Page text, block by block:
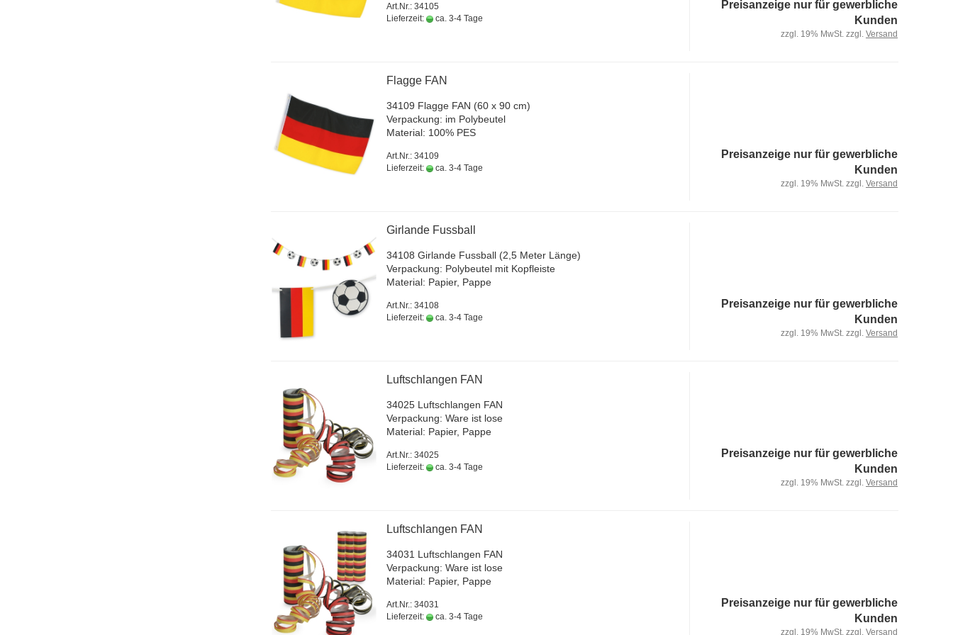
Art.Nr.: 34105
Lieferzeit:
ca. 3-4 Tage
Preisanzeige nur für gewerbliche
Kunden
zzgl. 19% MwSt. zzgl. Versand
Flag­ge FAN
34109 Flag­ge FAN (60 x 90 cm)
Ver­pa­ckung: im Po­ly­beu­tel
Ma­te­ri­al: 100% PES
Art.Nr.: 34109
Lieferzeit:
ca. 3-4 Tage
Preisanzeige nur für gewerbliche
Kunden
zzgl. 19% MwSt. zzgl. Versand
Gir­lan­de Fuss­ball
34108 Gir­lan­de Fuss­ball (2,5 Meter Länge)
Ver­pa­ckung: Po­ly­beu­tel mit Kopf­leis­te
Ma­te­ri­al: Pa­pier, Pappe
Art.Nr.: 34108
Lieferzeit:
ca. 3-4 Tage
Preisanzeige nur für gewerbliche
Kunden
zzgl. 19% MwSt. zzgl. Versand
Luft­schlan­gen FAN
34025 Luft­schlan­gen FAN
Ver­pa­ckung: Ware ist lose
Ma­te­ri­al: Pa­pier, Pappe
Art.Nr.: 34025
Lieferzeit:
ca. 3-4 Tage
Preisanzeige nur für gewerbliche
Kunden
zzgl. 19% MwSt. zzgl. Versand
Luft­schlan­gen FAN
34031 Luft­schlan­gen FAN
Ver­pa­ckung: Ware ist lose
Ma­te­ri­al: Pa­pier, Pappe
Art.Nr.: 34031
Lieferzeit:
ca. 3-4 Tage
Preisanzeige nur für gewerbliche
Kunden
zzgl. 19% MwSt. zzgl. Versand